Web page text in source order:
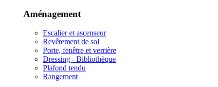
Aménagement
Escalier et ascenseur
Revêtement de sol
Porte, fenêtre et verrière
Dressing - Bibliothèque
Plafond tendu
Rangement